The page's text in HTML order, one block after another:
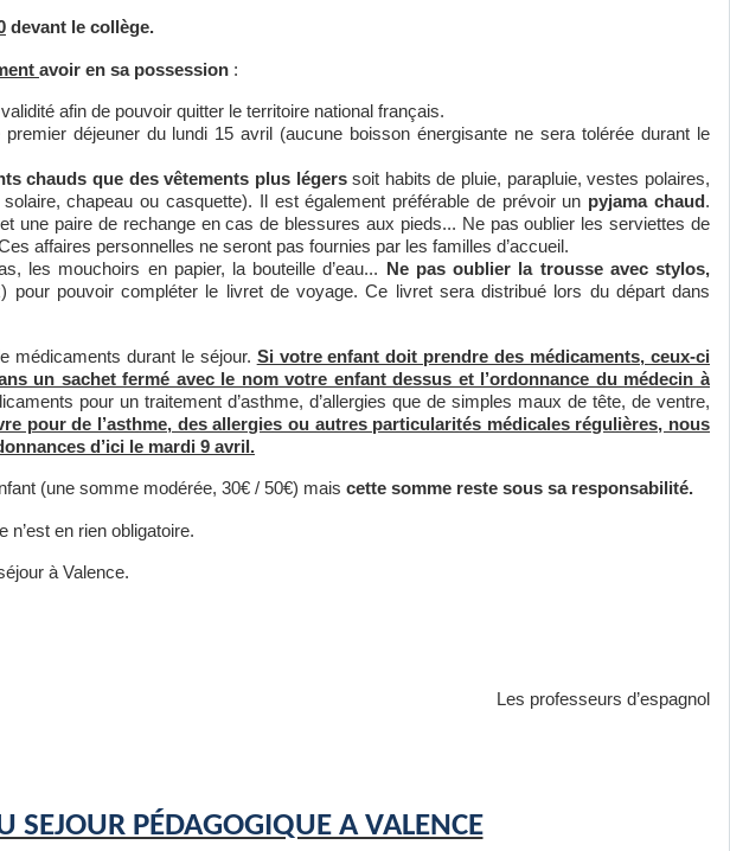
devant le collège.
avoir en sa possession :
afin de pouvoir quitter le territoire national français.
déjeuner du lundi 15 avril (aucune boisson énergisante ne sera tolérée durant le
chauds que des vêtements plus légerssoit habits de pluie, parapluie, vestes polaires,
chapeau ou casquette). Il est également préférable de prévoir un pyjama chaud.
une paire de rechange en cas de blessures aux pieds... Ne pas oublier les serviettes de
affaires personnelles ne seront pas fournies par les familles d’accueil.
les mouchoirs en papier, la bouteille d’eau... Ne pas oublier la trousse avec stylos,
pour pouvoir compléter le livret de voyage. Ce livret sera distribué lors du départ dans
médicaments durant le séjour. Si votre enfant doit prendre des médicaments, ceux-ci
un sachet fermé avec le nom votre enfant dessus et l’ordonnance du médecin à
pour un traitement d’asthme, d’allergies que de simples maux de tête, de ventre,
pour de l’asthme, des allergies ou autres particularités médicales régulières, nous
d’ici le mardi 9 avril.
(une somme modérée, 30€ / 50€) mais cette somme reste sous sa responsabilité.
en rien obligatoire.
à Valence.
Les professeurs d’espagnol
SEJOUR PÉDAGOGIQUE A VALENCE